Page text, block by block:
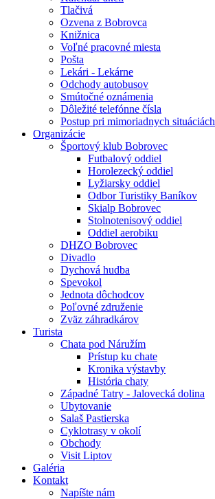
Tlačivá
Ozvena z Bobrovca
Knižnica
Voľné pracovné miesta
Pošta
Lekári - Lekárne
Odchody autobusov
Smútočné oznámenia
Dôležité telefónne čísla
Postup pri mimoriadnych situáciách
Organizácie
Športový klub Bobrovec
Futbalový oddiel
Horolezecký oddiel
Lyžiarsky oddiel
Odbor Turistiky Baníkov
Skialp Bobrovec
Stolnotenisový oddiel
Oddiel aerobiku
DHZO Bobrovec
Divadlo
Dychová hudba
Spevokol
Jednota dôchodcov
Poľovné združenie
Zväz záhradkárov
Turista
Chata pod Náružím
Prístup ku chate
Kronika výstavby
História chaty
Západné Tatry - Jalovecká dolina
Ubytovanie
Salaš Pastierska
Cyklotrasy v okolí
Obchody
Visit Liptov
Galéria
Kontakt
Napíšte nám